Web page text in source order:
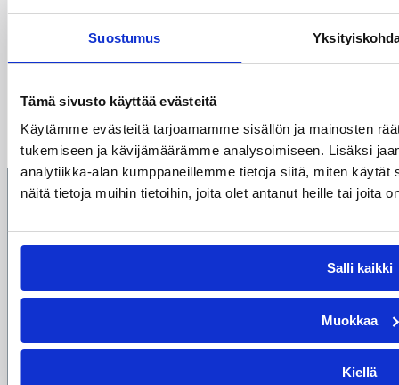
Suostumus
Tämä sivusto käyttää evästeitä
Käytämme evästeitä tarjoamamme sisällön ja mainosten
tukemiseen ja kävijämäärämme analysoimiseen. Lisäksi
analytiikka-alan kumppaneillemme tietoja siitä, miten
näitä tietoja muihin tietoihin, joita olet antanut heille tai joita
Salli kaikki
Muokkaa
Kiellä
Edelliset kaksi kautta Korisliigaa pelaavaa
Kouvoja edustanut Joona Heinonen, 188 cm ja
Espanjassa pelanneen Munkkiniemen
yhteisliigaa pelaava KK Pärnu.
Suomen
Urheilupuistontie 3